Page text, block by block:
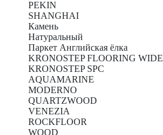
PEKIN
SHANGHAI
Камень
Натуральный
Паркет Английская ёлка
KRONOSTEP FLOORING WIDE
KRONOSTEP SPC
AQUAMARINE
MODERNO
QUARTZWOOD
VENEZIA
ROCKFLOOR
WOOD